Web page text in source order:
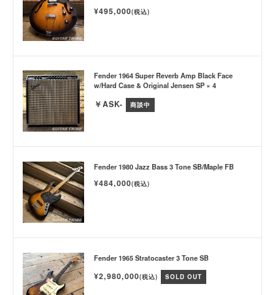
¥495,000(税込)
Fender 1964 Super Reverb Amp Black Face
w/Hard Case & Original Jensen SP × 4
￥ASK- 商談中
Fender 1980 Jazz Bass 3 Tone SB/Maple FB
¥484,000(税込)
Fender 1965 Stratocaster 3 Tone SB
¥2,980,000(税込) SOLD OUT